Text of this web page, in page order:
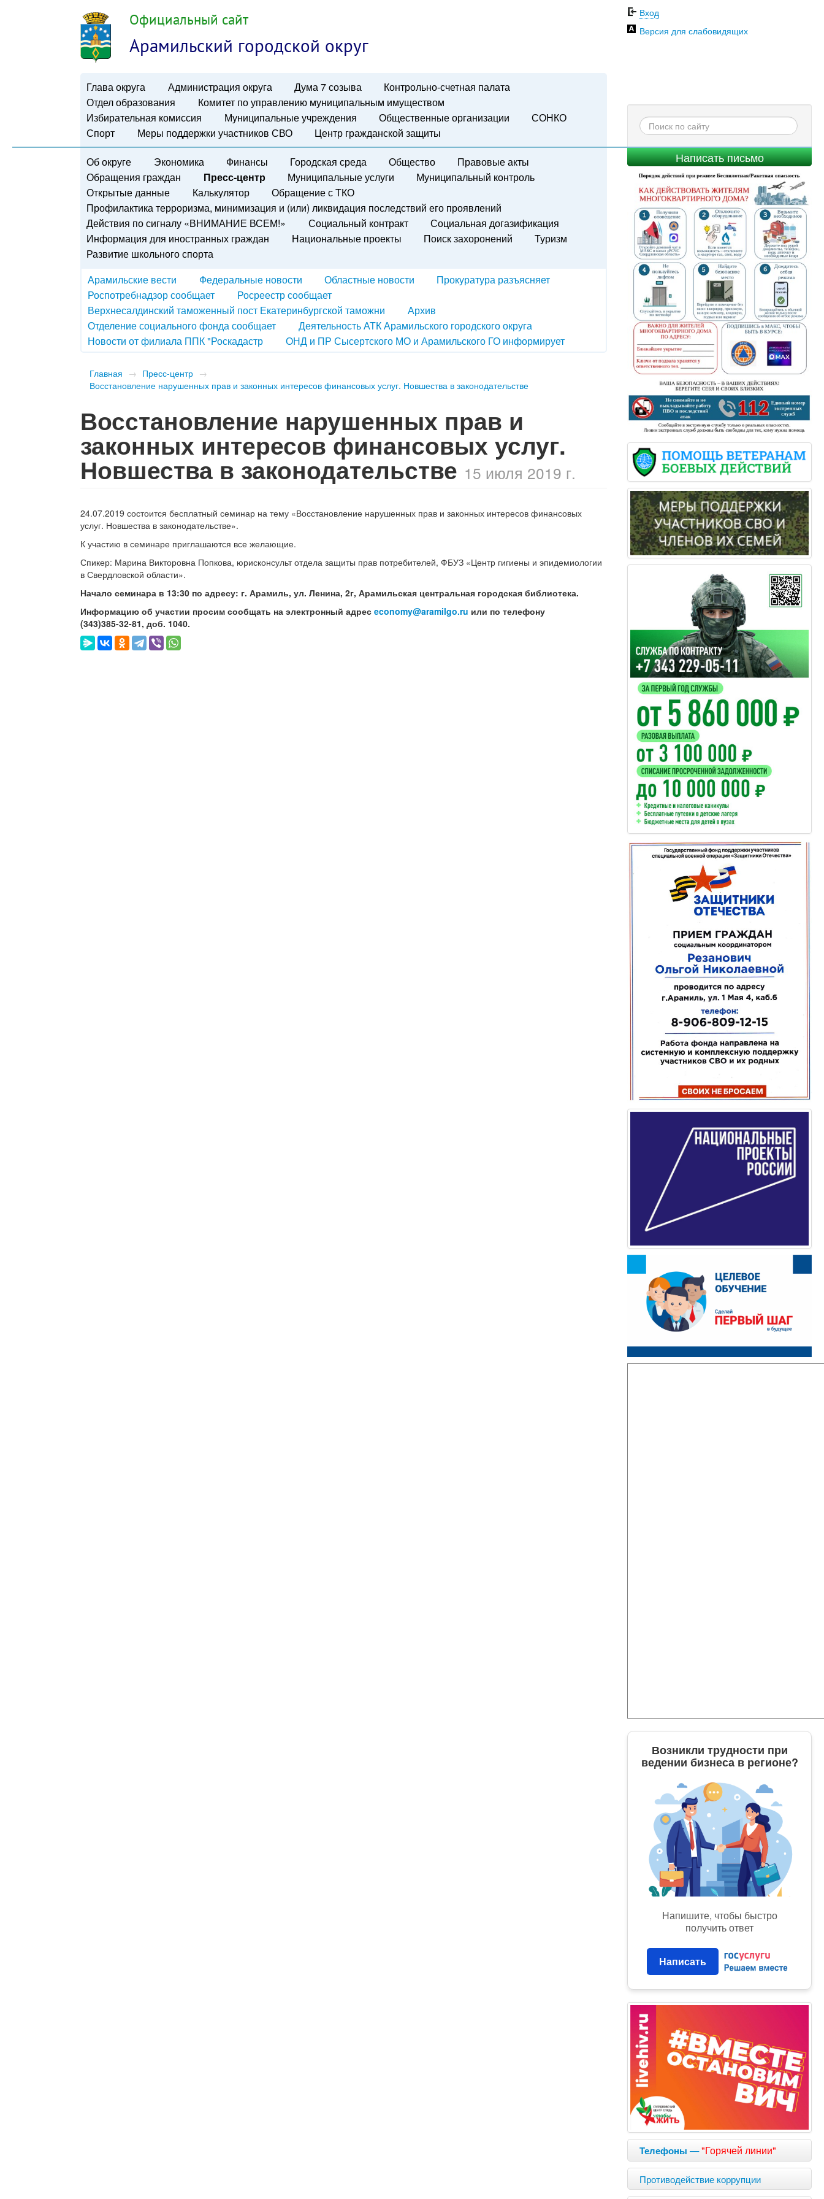
Официальный сайт
Арамильский городской округ
Глава округа Администрация округа Дума 7 созыва
Контрольно-счетная палата
Отдел образования
Комитет по управлению муниципальным имуществом
Избирательная комиссия
Муниципальные учреждения Общественные организации
СОНКО
Спорт
Меры поддержки участников СВО Центр гражданской защиты
Вход
Версия для слабовидящих
Написать письмо
Об округе Экономика Финансы Городская среда Общество
Правовые акты
Обращения граждан
Пресс-центр Муниципальные услуги
Муниципальный контроль
Открытые данные
Калькулятор
Обращение с ТКО
Профилактика терроризма, минимизация и (или) ликвидация последствий его проявлений
Действия по сигналу «ВНИМАНИЕ ВСЕМ!»
Социальный контракт
Социальная догазификация
Информация для иностранных граждан
Национальные проекты Поиск захоронений
Туризм
Развитие школьного спорта
Арамильские вести
Федеральные новости Областные новости
Прокуратура разъясняет
Роспотребнадзор сообщает
Росреестр сообщает
Верхнесалдинский таможенный пост Екатеринбургской таможни
Архив
Отделение социального фонда сообщает
Деятельность АТК Арамильского городского округа
Новости от филиала ППК "Роскадастр
ОНД и ПР Сысертского МО и Арамильского ГО информирует
Главная → Пресс-центр →
Восстановление нарушенных прав и законных интересов финансовых услуг. Новшества в законодательстве
Восстановление нарушенных прав и
законных интересов финансовых услуг.
Новшества в законодательстве 15 июля 2019 г.
24.07.2019 состоится бесплатный семинар на тему «Восстановление нарушенных прав и законных интересов финансовых
услуг. Новшества в законодательстве».
К участию в семинаре приглашаются все желающие.
Спикер: Марина Викторовна Попкова, юрисконсульт отдела защиты прав потребителей, ФБУЗ «Центр гигиены и эпидемиологии
в Свердловской области».
Начало семинара в 13:30 по адресу: г. Арамиль, ул. Ленина, 2г, Арамильская центральная городская библиотека.
Информацию об участии просим сообщать на электронный адресeconomy@aramilgo.ru или по телефону
(343)385-32-81, доб. 1040.
Возникли трудности при
ведении бизнеса в регионе?
Напишите, чтобы быстро
получить ответ
Написать
Телефоны —"Горячей линии"
Противодействие коррупции